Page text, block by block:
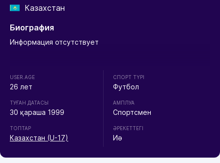
Казахстан
Биография
Информация отсутствует
USER.AGE
26 лет
ТУҒАН ДАТАСЫ
30 қараша 1999
ТОПТАР
Казахстан (U-17)
СПОРТ ТҮРІ
Футбол
АМПЛУА
Спортсмен
ӘРЕКЕТТЕГІ
Иә